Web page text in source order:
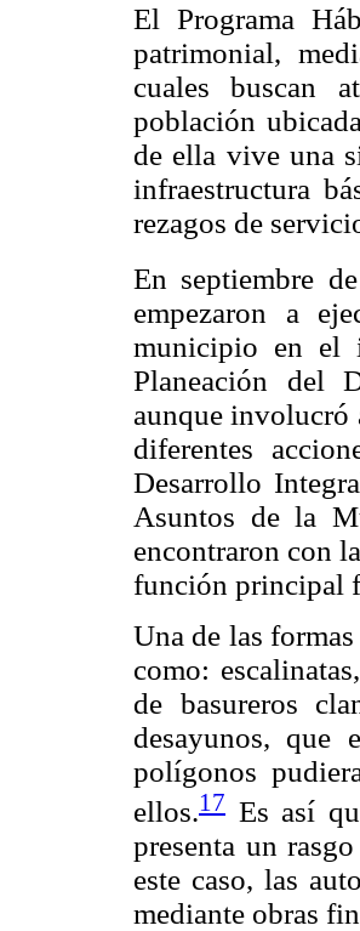
El Programa
patrimonial,
cuales buscan
población
de ella vive una
infraestructura
rezagos de
En septiembre
empezaron a
municipio en el
Planeación del
aunque involucró
diferentes
Desarrollo
Asuntos de la
encontraron con
función principal
Una de las
como:
de basureros
desayunos, que
polígonos
ellos.17 Es así
presenta un
este caso, las
mediante obras